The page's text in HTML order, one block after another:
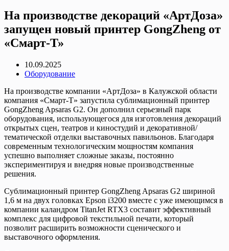
На производстве декораций «АртДоза»
запущен новый принтер GongZheng от
«Смарт-Т»
10.09.2025
Оборудование
На производстве компании «АртДоза» в Калужской области
компания «Смарт-Т» запустила сублимационный принтер
GongZheng Apsaras G2. Он дополнил серьезный парк
оборудования, использующегося для изготовления декораций
открытых сцен, театров и киностудий и декоративной/
тематической отделки выставочных павильонов. Благодаря
современным технологическим мощностям компания
успешно выполняет сложные заказы, постоянно
экспериментируя и внедряя новые производственные
решения.
Сублимационный принтер GongZheng Apsaras G2 шириной
1,6 м на двух головках Epson i3200 вместе с уже имеющимся в
компании каландром TitanJet RTX3 составит эффективный
комплекс для цифровой текстильной печати, который
позволит расширить возможности сценического и
выставочного оформления.